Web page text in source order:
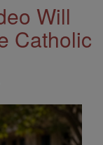
Will
Catholic